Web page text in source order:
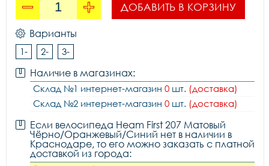
ДОБАВИТЬ В КОРЗИНУ
Варианты
1- 2- 3-
Наличие в магазинах:
Склад №1 интернет-магазин 0 шт. (доставка)
Склад №2 интернет-магазин 0 шт. (доставка)
Если велосипеда Heam First 207 Матовый
Чёрно/Оранжевый/Синий нет в наличии в
Краснодаре, то его можно заказать с платной
доставкой из города: